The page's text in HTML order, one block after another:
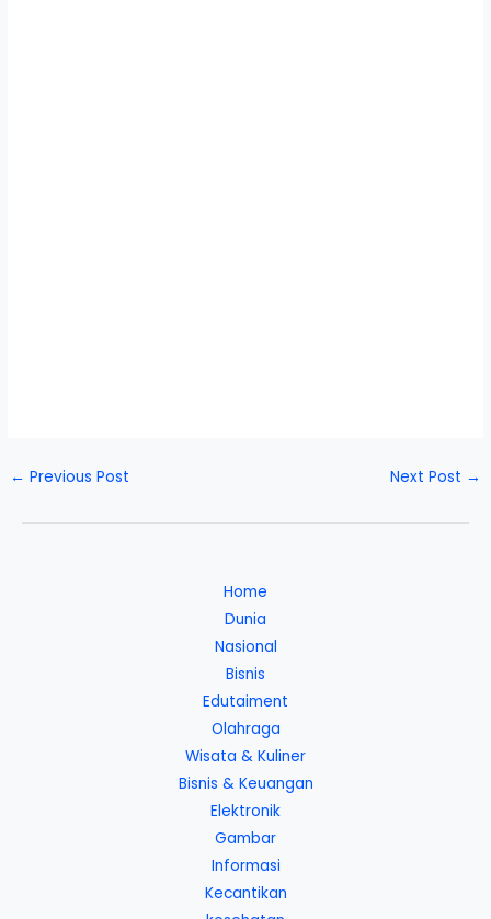
← Previous Post Next Post →
Home
Dunia
Nasional
Bisnis
Edutaiment
Olahraga
Wisata & Kuliner
Bisnis & Keuangan
Elektronik
Gambar
Informasi
Kecantikan